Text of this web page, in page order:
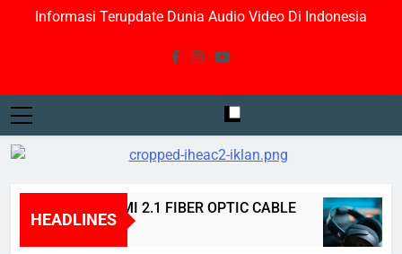
Informasi Terupdate Dunia Audio Video Di Indonesia
HEADLINES
BRIDGEE – HDMI 2.1 FIBER OPTIC CABLE
1 Year Ago